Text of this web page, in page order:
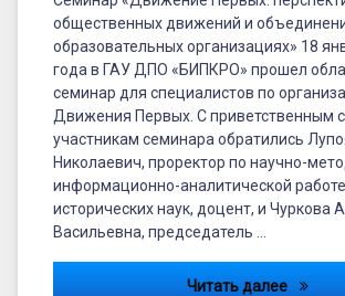
общественных движений и
образовательных организациях» 18
года в ГАУ ДПО «БИПКРО» прошел
семинар для специалистов по
Движения Первых. С приветственным
участникам семинара обратились
Николаевич, проректор по научно-
информационно-аналитической
исторических наук, доцент, и Чуркова
Васильевна, председатель …
Читать далее